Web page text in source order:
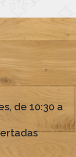
de 10:30 a